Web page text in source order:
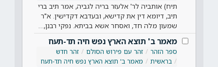
תיח) אותביה לר' אלעזר בריה לגביה, אמר תיב ברי
תיב, דיומא דין את קדישא, ובעדבא דקדישין. א"ר
שמעון מלה חד, ואסחר אשא בביתא. נפקי רבנן,…
מאמר ב' תוצא הארץ נפש חיה תד-תעח
ספר הזהר זהר עם פירוש הסולם
זהר חדש
בראשית
מאמר ב' תוצא הארץ נפש חיה תד-תעח